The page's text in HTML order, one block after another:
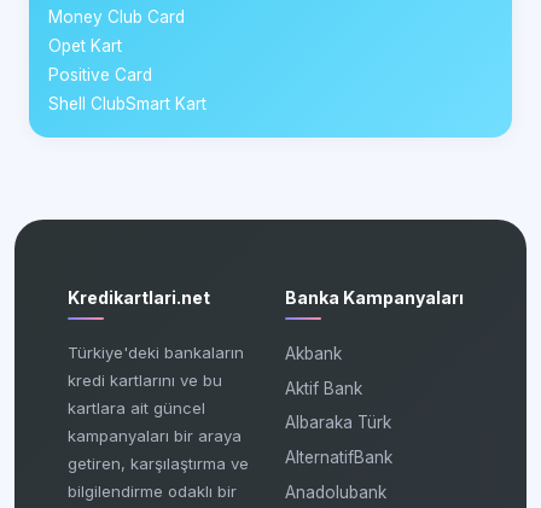
Money Club Card
Opet Kart
Positive Card
Shell ClubSmart Kart
Kredikartlari.net
Türkiye'deki bankaların
kredi kartlarını ve bu
kartlara ait güncel
kampanyaları bir araya
getiren, karşılaştırma ve
bilgilendirme odaklı bir
Banka Kampanyaları
Akbank
Aktif Bank
Albaraka Türk
AlternatifBank
Anadolubank